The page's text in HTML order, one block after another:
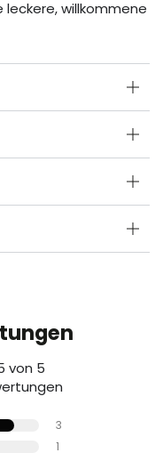
willkommene
von 5
3
1